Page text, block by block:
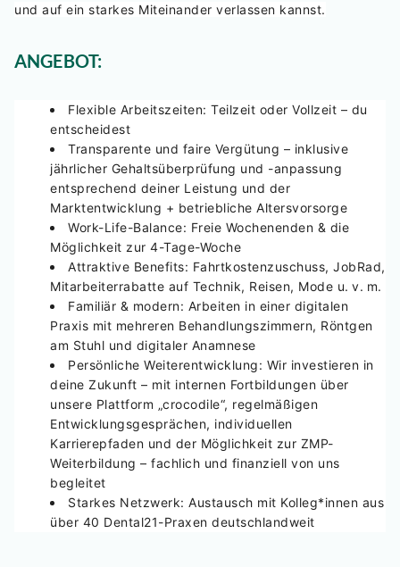
und auf ein starkes Miteinander verlassen kannst.
ANGEBOT:
Flexible Arbeitszeiten: Teilzeit oder Vollzeit – du
entscheidest
Transparente und faire Vergütung – inklusive
jährlicher Gehaltsüberprüfung und -anpassung
entsprechend deiner Leistung und der
Marktentwicklung + betriebliche Altersvorsorge
Work-Life-Balance: Freie Wochenenden & die
Möglichkeit zur 4-Tage-Woche
Attraktive Benefits: Fahrtkostenzuschuss, JobRad,
Mitarbeiterrabatte auf Technik, Reisen, Mode u. v. m.
Familiär & modern: Arbeiten in einer digitalen
Praxis mit mehreren Behandlungszimmern, Röntgen
am Stuhl und digitaler Anamnese
Persönliche Weiterentwicklung: Wir investieren in
deine Zukunft – mit internen Fortbildungen über
unsere Plattform „crocodile“, regelmäßigen
Entwicklungsgesprächen, individuellen
Karrierepfaden und der Möglichkeit zur ZMP-
Weiterbildung – fachlich und finanziell von uns
begleitet
Starkes Netzwerk: Austausch mit Kolleg*innen aus
über 40 Dental21-Praxen deutschlandweit